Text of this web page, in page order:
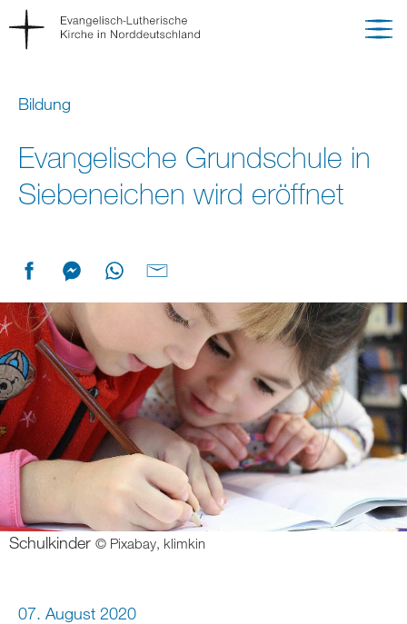
Bildung
Evangelische Grundschule in
Siebeneichen wird eröffnet
Schulkinder © Pixabay, klimkin
07. August 2020